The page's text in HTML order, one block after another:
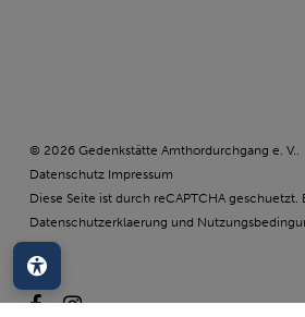
© 2026 Gedenkstätte Amthordurchgang e. V..
Datenschutz Impressum
Diese Seite ist durch reCAPTCHA geschuetzt.
Datenschutzerklaerung und
facebookinstagram
Barrierefreiheit